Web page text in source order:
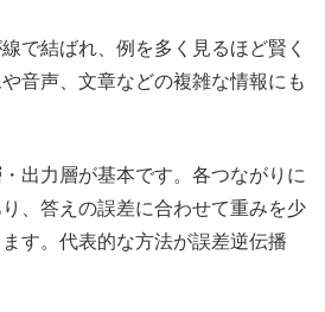
で結ばれ、例を多く見るほど賢く
音声、文章などの複雑な情報にも
出力層が基本です。各つながりに
、答えの誤差に合わせて重みを少
す。代表的な方法が誤差逆伝播